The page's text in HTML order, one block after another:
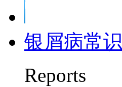
银屑病常识
Reports